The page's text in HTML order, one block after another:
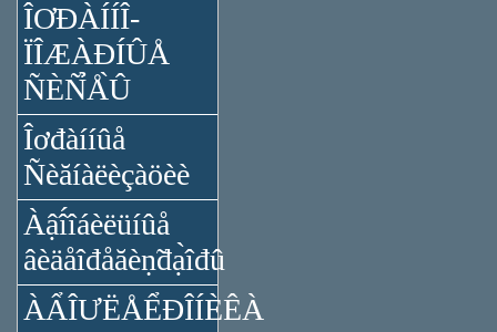
ÎƠĐÀÍÍÎ-
ÏÎÆÀĐÍÛÅ
ÑÈÑ̉Å̀Û
Îơđàííûå
Ñèăíàëèçàöèè
Àậî́îáèëüíûå
âèäåîđåăèṇ̃đạ̀îđû
ÀẨÎƯËÅỂĐÎÍÈÊÀ